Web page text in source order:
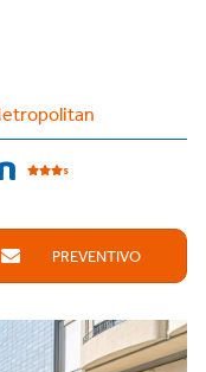
s
PREVENTIVO